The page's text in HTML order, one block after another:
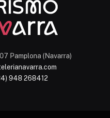
Pamplona (Navarra)
948 268412